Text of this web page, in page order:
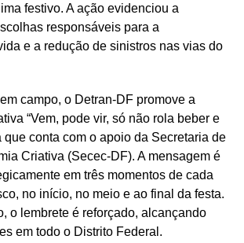
festivo. A ação evidenciou a
responsáveis para a
e a redução de sinistros nas vias do
campo, o Detran-DF promove a
“Vem, pode vir, só não rola beber e
que conta com o apoio da Secretaria de
Criativa (Secec-DF). A mensagem é
em três momentos de cada
no início, no meio e ao final da festa.
o lembrete é reforçado, alcançando
em todo o Distrito Federal.